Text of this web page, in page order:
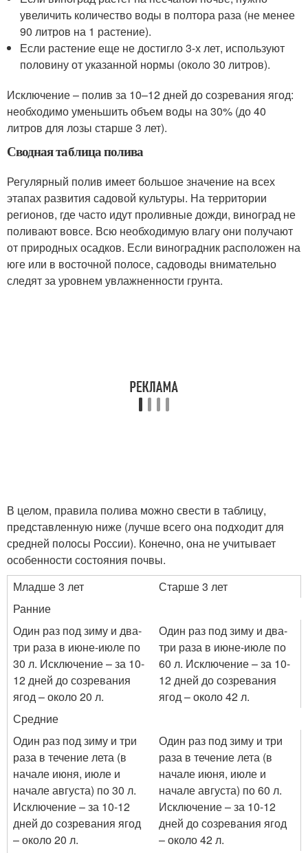
увеличить количество воды в полтора раза (не менее
90 литров на 1 растение).
Если растение еще не достигло 3-х лет, используют
половину от указанной нормы (около 30 литров).
Исключение – полив за 10–12 дней до созревания ягод:
необходимо уменьшить объем воды на 30% (до 40
литров для лозы старше 3 лет).
Сводная таблица полива
Регулярный полив имеет большое значение на всех
этапах развития садовой культуры. На территории
регионов, где часто идут проливные дожди, виноград не
поливают вовсе. Всю необходимую влагу они получают
от природных осадков. Если виноградник расположен на
юге или в восточной полосе, садоводы внимательно
следят за уровнем увлажненности грунта.
В целом, правила полива можно свести в таблицу,
представленную ниже (лучше всего она подходит для
средней полосы России). Конечно, она не учитывает
особенности состояния почвы.
Младше 3 лет
Старше 3 лет
Ранние
Один раз под зиму и два-
три раза в июне-июле по
30 л. Исключение – за 10-
12 дней до созревания
ягод – около 20 л.
Один раз под зиму и два-
три раза в июне-июле по
60 л. Исключение – за 10-
12 дней до созревания
ягод – около 42 л.
Средние
Один раз под зиму и три
раза в течение лета (в
начале июня, июле и
начале августа) по 30 л.
Исключение – за 10-12
дней до созревания ягод
– около 20 л.
Один раз под зиму и три
раза в течение лета (в
начале июня, июле и
начале августа) по 60 л.
Исключение – за 10-12
дней до созревания ягод
– около 42 л.